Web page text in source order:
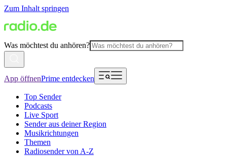
Zum Inhalt springen
Was möchtest du anhören?
App öffnenPrime entdecken
Top Sender
Podcasts
Live Sport
Sender aus deiner Region
Musikrichtungen
Themen
Radiosender von A-Z